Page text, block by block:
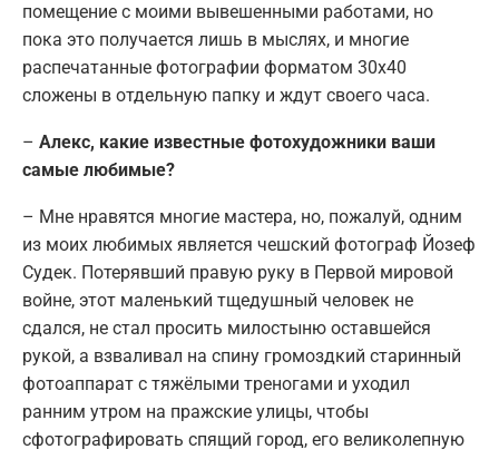
помещение с моими вывешенными работами, но
пока это получается лишь в мыслях, и многие
распечатанные фотографии форматом 30х40
сложены в отдельную папку и ждут своего часа.
– Алекс, какие известные фотохудожники ваши
самые любимые?
– Мне нравятся многие мастера, но, пожалуй, одним
из моих любимых является чешский фотограф Йозеф
Судек. Потерявший правую руку в Первой мировой
войне, этот маленький тщедушный человек не
сдался, не стал просить милостыню оставшейся
рукой, а взваливал на спину громоздкий старинный
фотоаппарат с тяжёлыми треногами и уходил
ранним утром на пражские улицы, чтобы
сфотографировать спящий город, его великолепную